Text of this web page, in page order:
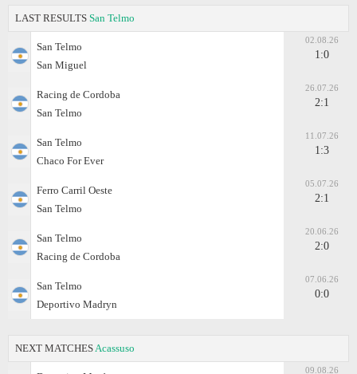
LAST RESULTS San Telmo
San Telmo
San Miguel
02.08.26
1:0
Racing de Cordoba
San Telmo
26.07.26
2:1
San Telmo
Chaco For Ever
11.07.26
1:3
Ferro Carril Oeste
San Telmo
05.07.26
2:1
San Telmo
Racing de Cordoba
20.06.26
2:0
San Telmo
Deportivo Madryn
07.06.26
0:0
NEXT MATCHES Acassuso
09.08.26